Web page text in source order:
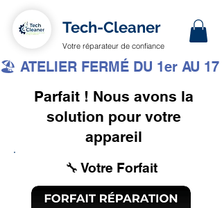
Tech-Cleaner
Votre réparateur de confiance
🏖️ ATELIER FERMÉ DU 1er AU
Parfait ! Nous avons la
solution pour votre
appareil
🔧 Votre Forfait